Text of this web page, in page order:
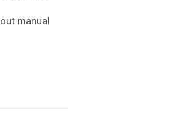
manual